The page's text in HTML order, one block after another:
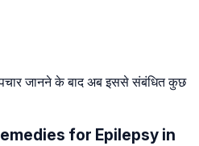
उपचार जानने के बाद अब इससे संबंधित कुछ
Remedies for Epilepsy in